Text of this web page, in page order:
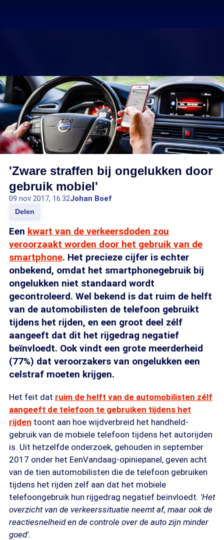
'Zware straffen bij ongelukken door
gebruik mobiel'
09 nov 2017, 16:32Johan Boef
Delen
Een kwart van de verkeersdoden zou
veroorzaakt worden door het gebruik van de
smartphone. Het precieze cijfer is echter
onbekend, omdat het smartphonegebruik bij
ongelukken niet standaard wordt
gecontroleerd. Wel bekend is dat ruim de helft
van de automobilisten de telefoon gebruikt
tijdens het rijden, en een groot deel zélf
aangeeft dat dit het rijgedrag negatief
beïnvloedt. Ook vindt een grote meerderheid
(77%) dat veroorzakers van ongelukken een
celstraf moeten krijgen.
Het feit dat ruim de helft van de automobilisten zélf
aangeeft de telefoon te gebruiken tijdens het
rijden toont aan hoe wijdverbreid het handheld-
gebruik van de mobiele telefoon tijdens het autorijden
is. Uit hetzelfde onderzoek, gehouden in september
2017 onder het EenVandaag-opiniepanel, geven acht
van de tien automobilisten die de telefoon gebruiken
tijdens het rijden zelf aan dat het mobiele
telefoongebruik hun rijgedrag negatief beïnvloedt. 'Het
overzicht van de verkeerssituatie neemt af, maar ook de
reactiesnelheid en de controle over de auto zijn minder
goed'.